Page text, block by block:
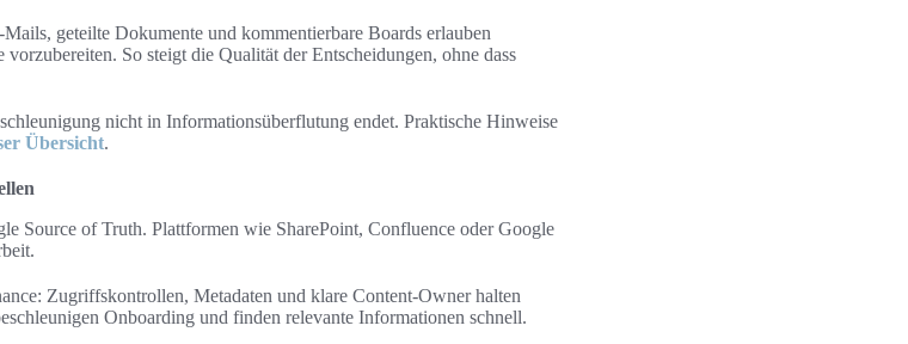
geteilte Dokumente und kommentierbare Boards erlauben
So steigt die Qualität der Entscheidungen, ohne dass
nicht in Informationsüberflutung endet. Praktische Hinweise
Übersicht.
Source of Truth. Plattformen wie SharePoint, Confluence oder Google
Zugriffskontrollen, Metadaten und klare Content‑Owner halten
Onboarding und finden relevante Informationen schnell.